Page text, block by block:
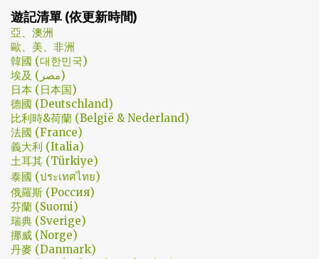
劇了；接著至安把都俊永代表玩弄掌心的談判…這倒底是怎麼樣風格
的劇集，難倒是推理劇嗎? 但是主角三兄弟與媽媽的鬥嘴，這不應該
是家庭劇嗎? 說到家庭劇，這部劇我第一個哭點和男女主角無關，而
是在大哥被罵，媽媽放下便當離開，之後對他微笑的那場戲。然後
我知道，我放不下這部劇了。 但這編劇藥下的好猛，同一集還不肯
放手。結尾細節就不說了，硬是收的漂亮 - 這麼棒的劇才第四集，
不禁讓我倍感期待，也開始每週期待上演的時間。 還加了Prison
Break的梗，剛好我就是PB的劇迷呀!!! 這應該是很感人的橋段，但怎
麼腦海中覺得奶奶好像和ET一樣要飛往月球了… 看到這的時候只覺
得大叔身體真是好，我應該已經無法揹著媽...
期了… 在花了幾個小時試了一下，目前與大家推薦的是Urban VPN
遊記清單 (依更新時間)
亞、澳洲
歐、美、非洲
韓國 (대한민국)
埃及 (مصر)
日本 (日本国)
德國 (Deutschland)
比利時&荷蘭 (België & Nederland)
法國 (France)
義大利 (Italia)
土耳其 (Türkiye)
泰國 (ประเทศไทย)
俄羅斯 (Россия)
芬蘭 (Suomi)
瑞典 (Sverige)
挪威 (Norge)
丹麥 (Danmark)